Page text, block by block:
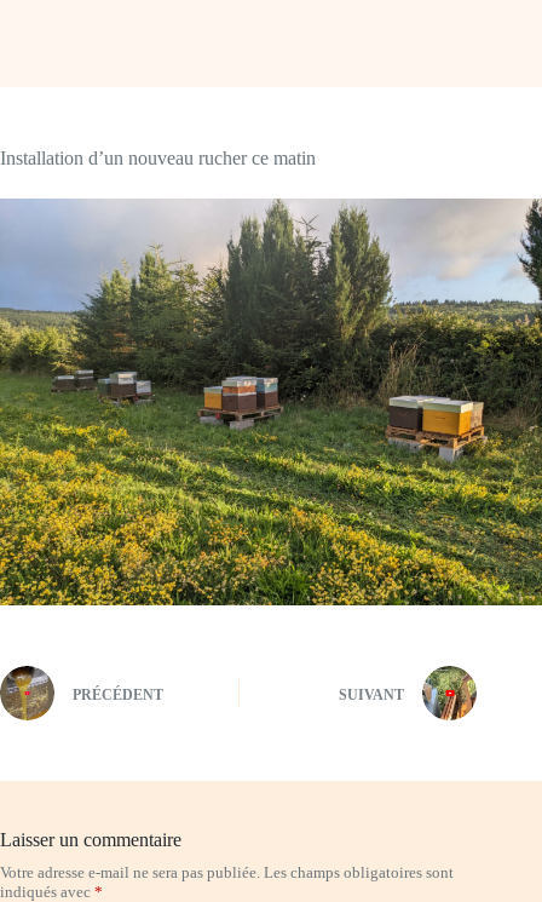
Installation d’un nouveau rucher ce matin
PRÉCÉDENT SUIVANT
Laisser un commentaire
Votre adresse e-mail ne sera pas publiée. Les champs obligatoires sont
indiqués avec *